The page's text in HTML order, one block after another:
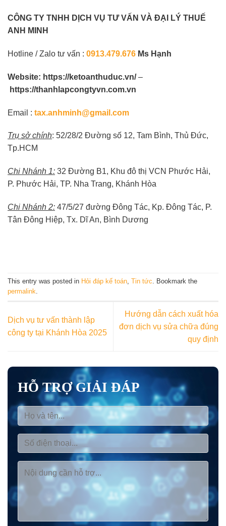
CÔNG TY TNHH DỊCH VỤ TƯ VẤN VÀ ĐẠI LÝ THUẾ
ANH MINH
Hotline / Zalo tư vấn : 0913.479.676 Ms Hạnh
Website: https://ketoanthuduc.vn/–
https://thanhlapcongtyvn.com.vn
Email : tax.anhminh@gmail.com
Trụ sở chính: 52/28/2 Đường số 12, Tam Bình, Thủ Đức,
Tp.HCM
Chi Nhánh 1: 32 Đường B1, Khu đô thị VCN Phước Hải,
P. Phước Hải, TP. Nha Trang, Khánh Hòa
Chi Nhánh 2: 47/5/27 đường Đông Tác, Kp. Đông Tác, P.
Tân Đông Hiệp, Tx. Dĩ An, Bình Dương
This entry was posted in Hỏi đáp kế toán, Tin tức. Bookmark the
permalink.
Dịch vụ tư vấn thành lập
công ty tại Khánh Hòa 2025
Hướng dẫn cách xuất hóa
đơn dịch vụ sửa chữa đúng
quy định
HỖ TRỢ GIẢI ĐÁP